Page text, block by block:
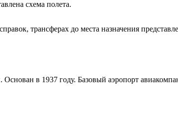
схема полета.
Казань
трансферах до места назначения
Основан в 1937 году. Базовый аэропорт